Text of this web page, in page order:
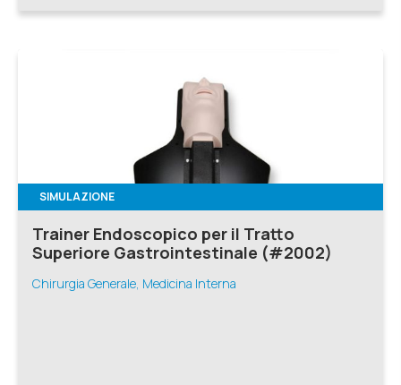
SIMULAZIONE
Trainer Endoscopico per il Tratto
Superiore Gastrointestinale (#2002)
Chirurgia Generale, Medicina Interna